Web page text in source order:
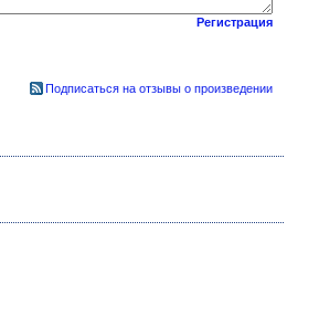
Регистрация
Подписаться на отзывы о произведении